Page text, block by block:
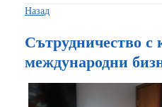
Назад
Сътрудничество с
международни